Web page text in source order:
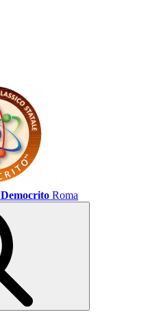
Democrito Roma